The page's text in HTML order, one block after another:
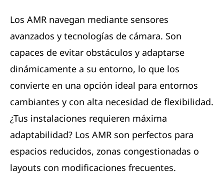
Los AMR navegan mediante sensores
avanzados y tecnologías de cámara. Son
capaces de evitar obstáculos y adaptarse
dinámicamente a su entorno, lo que los
convierte en una opción ideal para entornos
cambiantes y con alta necesidad de flexibilidad.
¿Tus instalaciones requieren máxima
adaptabilidad? Los AMR son perfectos para
espacios reducidos, zonas congestionadas o
layouts con modificaciones frecuentes.